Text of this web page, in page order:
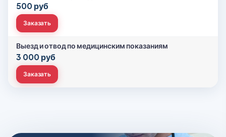
500 руб
Заказать
Выезд и отвод по медицинским показаниям
3 000 руб
Заказать